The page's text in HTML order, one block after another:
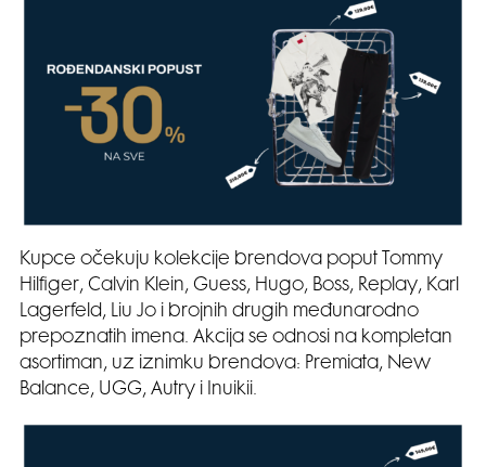
Kupce očekuju kolekcije brendova poput Tommy
Hilfiger, Calvin Klein, Guess, Hugo, Boss, Replay, Karl
Lagerfeld, Liu Jo i brojnih drugih međunarodno
prepoznatih imena. Akcija se odnosi na kompletan
asortiman, uz iznimku brendova: Premiata, New
Balance, UGG, Autry i Inuikii.